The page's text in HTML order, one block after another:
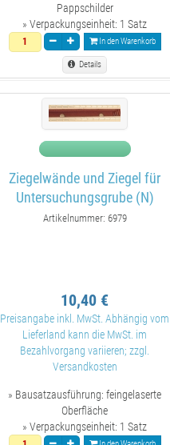
Pappschilder
» Verpackungseinheit: 1 Satz
In den Warenkorb
Details
Ziegelwände und Ziegel für
Untersuchungsgrube (N)
Artikelnummer: 6979
10,40 €
Preisangabe inkl. MwSt. Abhängig vom
Lieferland kann die MwSt. im
Bezahlvorgang variieren; zzgl.
Versandkosten
» Bausatzausführung:feingelaserte
Oberfläche
» Verpackungseinheit: 1 Satz